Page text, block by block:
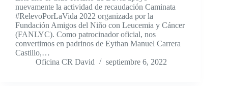
nuevamente la actividad de recaudación Caminata
#RelevoPorLaVida 2022 organizada por la
Fundación Amigos del Niño con Leucemia y Cáncer
(FANLYC). Como patrocinador oficial, nos
convertimos en padrinos de Eythan Manuel Carrera
Castillo,…
Oficina CR David
septiembre 6, 2022